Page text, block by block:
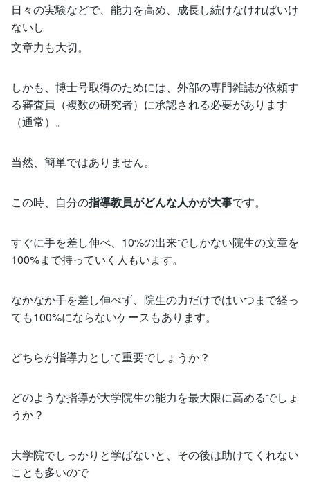
日々の実験などで、能力を高め、成長し続けなければいけ
ないし
文章力も大切。
しかも、博士号取得のためには、外部の専門雑誌が依頼す
る審査員（複数の研究者）に承認される必要があります
（通常）。
当然、簡単ではありません。
この時、自分の指導教員がどんな人かが大事です。
すぐに手を差し伸べ、10%の出来でしかない院生の文章を
100%まで持っていく人もいます。
なかなか手を差し伸べず、院生の力だけではいつまで経っ
ても100%にならないケースもあります。
どちらが指導力として重要でしょうか？
どのような指導が大学院生の能力を最大限に高めるでしょ
うか？
大学院でしっかりと学ばないと、その後は助けてくれない
ことも多いので